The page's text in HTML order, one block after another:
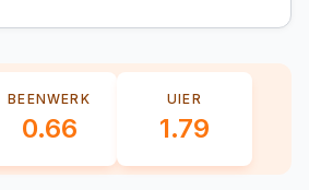
BEENWERK
0.66
UIER
1.79